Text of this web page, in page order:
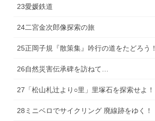
23愛媛鉄道
24二宮金次郎像探索の旅
25正岡子規『散策集』吟行の道をたどろう！
26自然災害伝承碑を訪ねて…
27「松山札辻より○里」里塚石を探索せよ！
28ミニベロでサイクリング 廃線跡をゆく！